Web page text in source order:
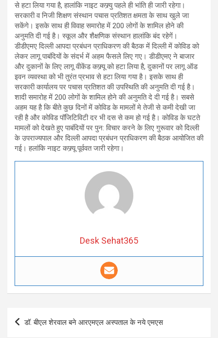
से हटा लिया गया है, हालांकि नाइट कफ्र्यु पहले ही भांति ही जारी रहेगा।
सरकारी व निजी शिक्षण संस्थान पचास प्रतिशत क्षमता के साथ खुले जा
सकेंगे। इसके साथ ही विवाह समारोह में 200 लोगों के शामिल होने की
अनुमति दी गई है। स्कूल और शैक्षणिक संस्थान हालांकि बंद रहेगें।
डीडीएमए दिल्ली आपदा प्रबंधन प्राधिकरण की बैठक में दिल्ली में कोविड को
लेकर लागू पाबंदियों के संदर्भ में अहम फैसले लिए गए। डीडीएमए ने बाजार
और दुकानों के लिए लागू वीकेंड कफ्र्यू को हटा लिया है, दुकानों पर लागू ऑड
इवन व्यवस्था को भी तुरंत प्रभाव से हटा लिया गया है। इसके साथ ही
सरकारी कार्यालय पर पचास प्रतिशत की उपस्थिति की अनुमति दी गई है।
शादी समारोह में 200 लोगों के शामिल होने की अनुमति दे दी गई है। सबसे
अहम यह है कि बीते कुछ दिनों में कोविड के मामलों मे तेजी से कमी देखी जा
रही है और कोविड पॉजिटिविटी दर भी दस से कम हो गई है। कोविड के घटते
मामलों को देखते हुए पाबंदियों पर पुन: विचार करने के लिए गुरूवार को दिल्ली
के उपराज्यपाल और दिल्ली आपदा प्रबंधन प्राधिकरण की बैठक आयोजित की
गई। हलांकि नाइट कफ्र्यू पूर्ववत जारी रहेगा।
Desk Sehat365
Post
navigation
डॉ. बीएल शेरवाल बने आरएमएल अस्पताल के नये एमएस